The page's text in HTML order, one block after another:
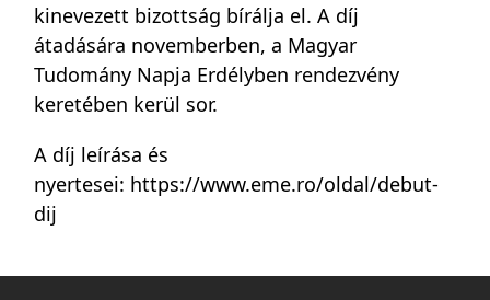
kinevezett bizottság bírálja el. A díj
átadására novemberben, a Magyar
Tudomány Napja Erdélyben rendezvény
keretében kerül sor.
A díj leírása és
nyertesei: https://www.eme.ro/oldal/debut-
dij